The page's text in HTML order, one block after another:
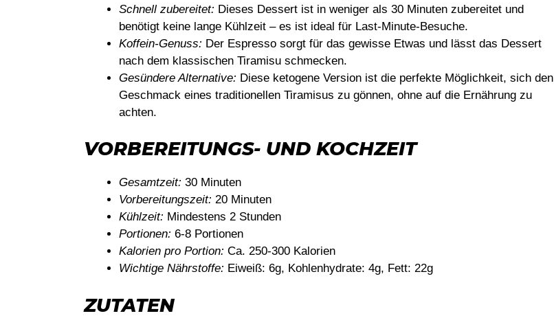
Schnell zubereitet: Dieses Dessert ist in weniger als 30 Minuten zubereitet und
benötigt keine lange Kühlzeit – es ist ideal für Last-Minute-Besuche.
Koffein-Genuss: Der Espresso sorgt für das gewisse Etwas und lässt das Dessert
nach dem klassischen Tiramisu schmecken.
Gesündere Alternative: Diese ketogene Version ist die perfekte Möglichkeit, sich den
Geschmack eines traditionellen Tiramisus zu gönnen, ohne auf die Ernährung zu
achten.
VORBEREITUNGS- UND KOCHZEIT
Gesamtzeit: 30 Minuten
Vorbereitungszeit: 20 Minuten
Kühlzeit: Mindestens 2 Stunden
Portionen: 6-8 Portionen
Kalorien pro Portion: Ca. 250-300 Kalorien
Wichtige Nährstoffe: Eiweiß: 6g, Kohlenhydrate: 4g, Fett: 22g
ZUTATEN